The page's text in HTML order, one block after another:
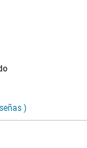
)